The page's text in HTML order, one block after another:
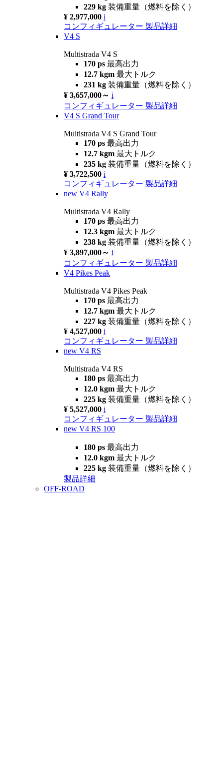
229 kg 装備重量（燃料を除く）
¥ 2,977,000 i
コンフィギュレーター 製品詳細
V4 S
Multistrada V4 S
170 ps 最高出力
12.7 kgm 最大トルク
231 kg 装備重量（燃料を除く）
¥ 3,657,000～ i
コンフィギュレーター 製品詳細
V4 S Grand Tour
Multistrada V4 S Grand Tour
170 ps 最高出力
12.7 kgm 最大トルク
235 kg 装備重量（燃料を除く）
¥ 3,722,500 i
コンフィギュレーター 製品詳細
new V4 Rally
Multistrada V4 Rally
170 ps 最高出力
12.3 kgm 最大トルク
238 kg 装備重量（燃料を除く）
¥ 3,897,000～ i
コンフィギュレーター 製品詳細
V4 Pikes Peak
Multistrada V4 Pikes Peak
170 ps 最高出力
12.7 kgm 最大トルク
227 kg 装備重量（燃料を除く）
¥ 4,527,000 i
コンフィギュレーター 製品詳細
new V4 RS
Multistrada V4 RS
180 ps 最高出力
12.0 kgm 最大トルク
225 kg 装備重量（燃料を除く）
¥ 5,527,000 i
コンフィギュレーター 製品詳細
new V4 RS 100
180 ps 最高出力
12.0 kgm 最大トルク
225 kg 装備重量（燃料を除く）
製品詳細
OFF-ROAD